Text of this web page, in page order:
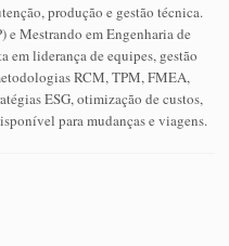
produção e gestão técnica.
Mestrando em Engenharia de
liderança de equipes, gestão
RCM, TPM, FMEA,
ESG, otimização de custos,
para mudanças e viagens.